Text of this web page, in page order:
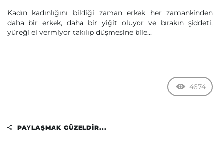
Kadın kadınlığını bildiği zaman erkek her zamankinden
daha bir erkek, daha bir yiğit oluyor ve bırakın şiddeti,
yüreği el vermiyor takılıp düşmesine bile...
4674
PAYLAŞMAK GÜZELDIR...